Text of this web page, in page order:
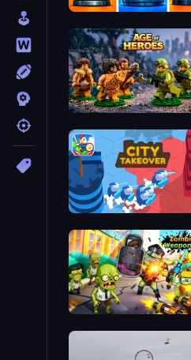
Age of Heroes
City Takeover
Zombies 4 Weapon Merge